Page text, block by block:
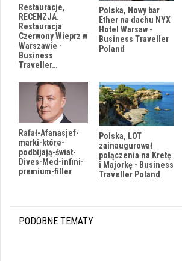
Restauracje,
RECENZJA.
Restauracja
Czerwony Wieprz w
Warszawie -
Business
Traveller…
Polska, Nowy bar
Ether na dachu NYX
Hotel Warsaw -
Business Traveller
Poland
Rafał-Afanasjef-
marki-które-
podbijają-świat-
Dives-Med-infini-
premium-filler
Polska, LOT
zainaugurował
połączenia na Kretę
i Majorkę - Business
Traveller Poland
PODOBNE TEMATY